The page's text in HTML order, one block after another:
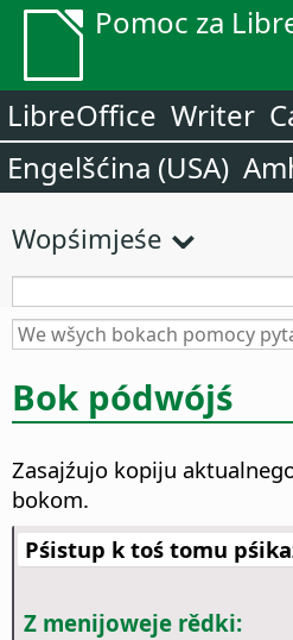
Pomoc za
LibreOffice Writer
Engelšćina (USA)
Wopśimjeśe
Bok pódwójś
Zasajźujo kopiju
bokom.
Pśistup k toś tomu
Z menijoweje rědki: